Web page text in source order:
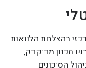
בהצלחת הלוואות
תכנון מדוקדק,
הסיכונים